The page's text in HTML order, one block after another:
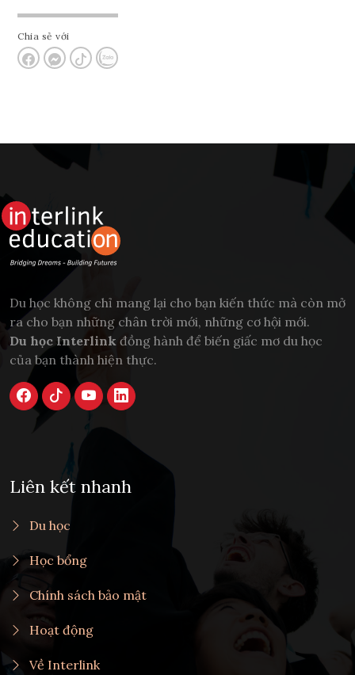
Chia sẻ với
Du học không chỉ mang lại cho bạn kiến thức mà còn mở
ra cho bạn những chân trời mới, những cơ hội mới.
Du học Interlink đồng hành để biến giấc mơ du học
của bạn thành hiện thực.
Liên kết nhanh
Du học
Học bổng
Chính sách bảo mật
Hoạt động
Về Interlink